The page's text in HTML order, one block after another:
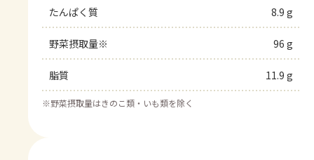
たんぱく質 8.9 g
野菜摂取量※ 96 g
脂質 11.9 g
※野菜摂取量はきのこ類・いも類を除く